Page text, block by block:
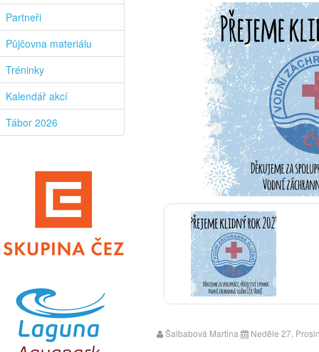
Partneři
Půjčovna materiálu
Tréninky
Kalendář akcí
Tábor 2026
Šalbabová Martina Neděle 27.